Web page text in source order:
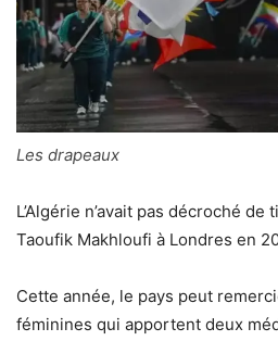
Les drapeaux
L’Algérie n’avait pas décroché
Taoufik Makhloufi à Londres en
Cette année, le pays peut
féminines qui apportent deux